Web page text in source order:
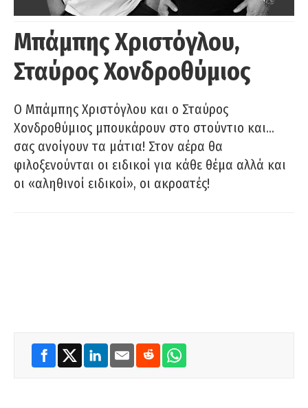
Μπάμπης Χριστόγλου,
Σταύρος Χονδροθύμιος
O Μπάμπης Χριστόγλου και ο Σταύρος
Χονδροθύμιος μπουκάρουν στο στούντιο και…
σας ανοίγουν τα μάτια! Στον αέρα θα
φιλοξενούνται οι ειδικοί για κάθε θέμα αλλά και
οι «αληθινοί ειδικοί», οι ακροατές!